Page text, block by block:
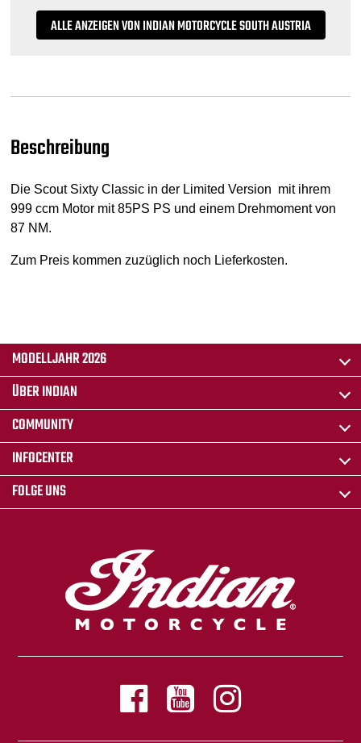
ALLE ANZEIGEN VON INDIAN MOTORCYCLE SOUTH AUSTRIA
Beschreibung
Die Scout Sixty Classic in der Limited Version mit ihrem
999 ccm Motor mit 85PS PS und einem Drehmoment von
87 NM.
Zum Preis kommen zuzüglich noch Lieferkosten.
MODELLJAHR 2026
ÜBER INDIAN
COMMUNITY
INFOCENTER
FOLGE UNS